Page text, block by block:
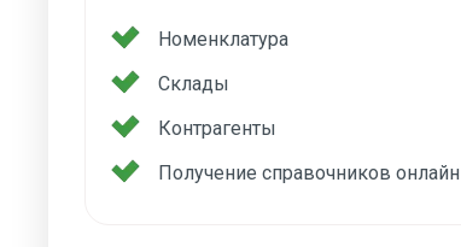
Номенклатура
Склады
Контрагенты
Получение справочников онлайн